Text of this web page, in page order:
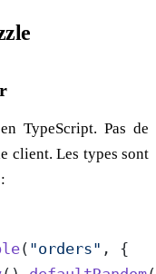
TypeScript. Pas de
client. Les types sont
( "orders" , {